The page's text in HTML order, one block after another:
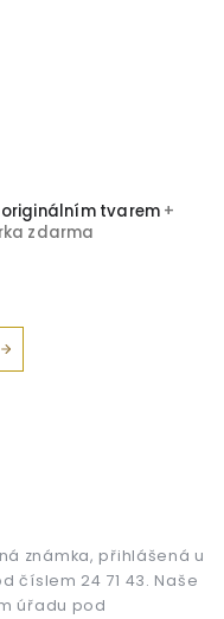
tvarem +
zdarma
známka, přihlášená u
číslem 24 71 43. Naše
úřadu pod